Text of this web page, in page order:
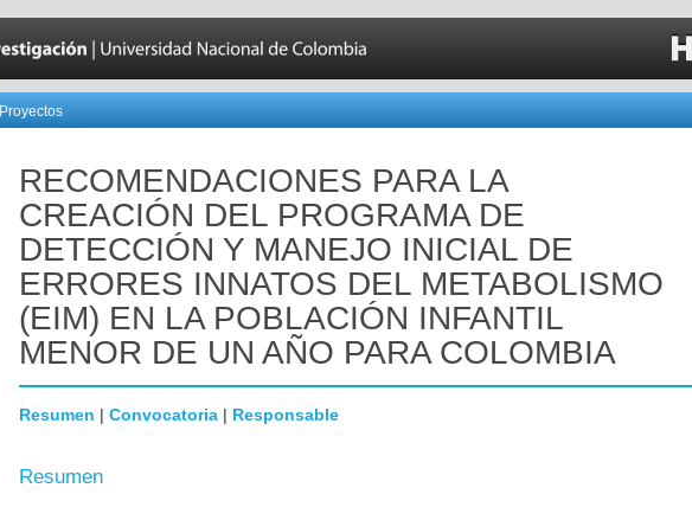
Proyectos
RECOMENDACIONES PARA LA
CREACIÓN DEL PROGRAMA DE
DETECCIÓN Y MANEJO INICIAL DE
ERRORES INNATOS DEL METABOLISMO
(EIM) EN LA POBLACIÓN INFANTIL
MENOR DE UN AÑO PARA COLOMBIA
Resumen | Convocatoria | Responsable
Resumen